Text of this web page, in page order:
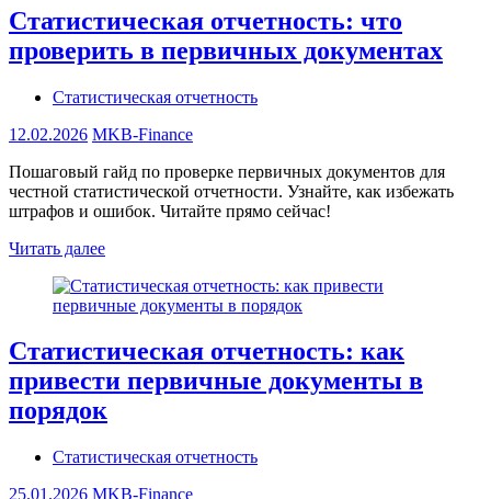
Статистическая отчетность: что
проверить в первичных документах
Статистическая отчетность
12.02.2026 MKB-Finance
Пошаговый гайд по проверке первичных документов для
честной статистической отчетности. Узнайте, как избежать
штрафов и ошибок. Читайте прямо сейчас!
Читать далее
Статистическая отчетность: как
привести первичные документы в
порядок
Статистическая отчетность
25.01.2026 MKB-Finance